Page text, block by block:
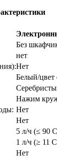
Без
нет
Нет
Белый/цвет
Нажим
Нет
Нет
5 л/ч (≤ 90
1 л/ч (≥ 11
Нет